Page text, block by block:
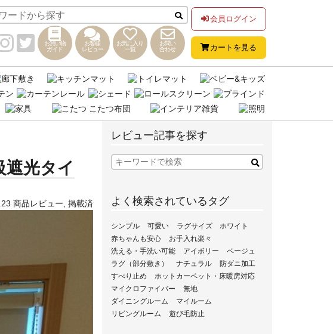
お買い物
ガイド
お客様
レビュー
お気に入り
一覧
お問い
合わせ
会員ログイン
カートを見る
光タイ
商品レビュー 掲載済
レビュー記事を探す
よく検索されているタグ
シンプル 可愛い ラグサイズ
ホワイト
赤ちゃんも安心
お手入れ楽々
洗える・手洗い可能
アイボリー
ベージュ
ラグ（部分敷き）
ナチュラル
防ダニ加工
すべり止め
ホットカーペット・床暖房対応
マイクロファイバー
無地
ダイニングルーム
マイルーム
リビングルーム
遊び毛防止